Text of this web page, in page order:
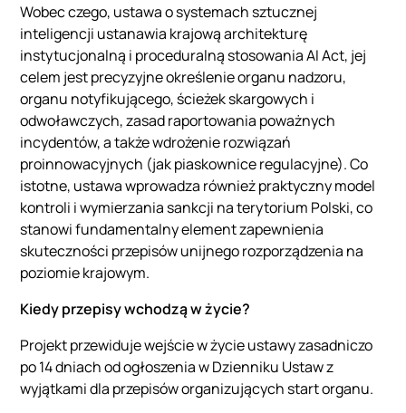
Wobec czego, ustawa o systemach sztucznej
inteligencji ustanawia krajową architekturę
instytucjonalną i proceduralną stosowania AI Act, jej
celem jest precyzyjne określenie organu nadzoru,
organu notyfikującego, ścieżek skargowych i
odwoławczych, zasad raportowania poważnych
incydentów, a także wdrożenie rozwiązań
proinnowacyjnych (jak piaskownice regulacyjne). Co
istotne, ustawa wprowadza również praktyczny model
kontroli i wymierzania sankcji na terytorium Polski, co
stanowi fundamentalny element zapewnienia
skuteczności przepisów unijnego rozporządzenia na
poziomie krajowym.
Kiedy przepisy wchodzą w życie?
Projekt przewiduje wejście w życie ustawy zasadniczo
po 14 dniach od ogłoszenia w Dzienniku Ustaw z
wyjątkami dla przepisów organizujących start organu.